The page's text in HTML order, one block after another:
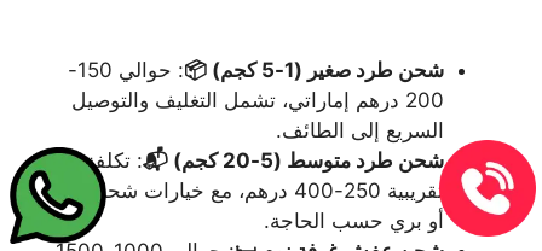
شحن طرد صغير (1-5 كجم) 📦
: حوالي 150-
200 درهم إماراتي، تشمل التغليف والتوصيل
السريع إلى الطائف.
شحن طرد متوسط (5-20 كجم) 📬
: تكلفة
تقريبية 250-400 درهم، مع خيارات شحن جوي
أو بري حسب الحاجة.